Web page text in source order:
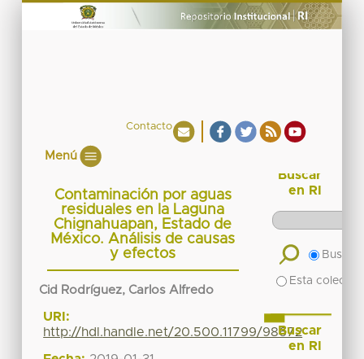
Contacto
Menú
Contaminación por aguas
residuales en la Laguna
Chignahuapan, Estado de
México. Análisis de causas
y efectos
Cid Rodríguez, Carlos Alfredo
URI:
http://hdl.handle.net/20.500.11799/98672
Buscar
en RI
Buscar
Esta
Buscar
en RI